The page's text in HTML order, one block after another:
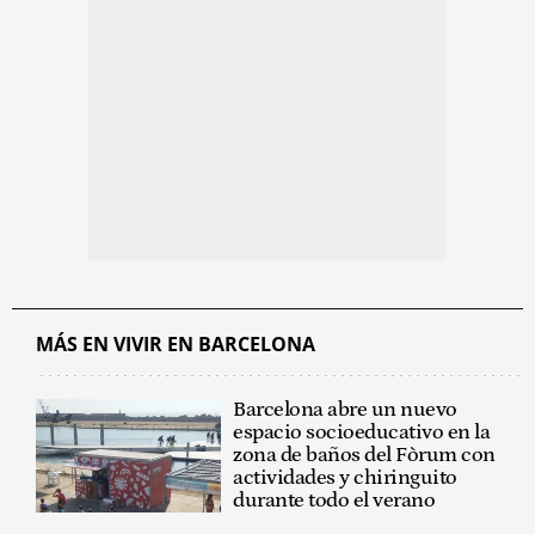
MÁS EN VIVIR EN BARCELONA
Barcelona abre un nuevo
espacio socioeducativo en la
zona de baños del Fòrum con
actividades y chiringuito
durante todo el verano